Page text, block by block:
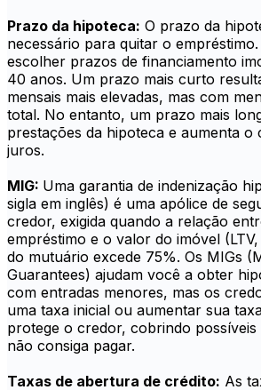
Prazo da hipoteca: O prazo da
necessário para quitar o
escolher prazos de financiamento
40 anos. Um prazo mais curto
mensais mais elevadas, mas com
total. No entanto, um prazo mais
prestações da hipoteca e aumenta o
juros.
MIG: Uma garantia de indenização
sigla em inglês) é uma apólice de
credor, exigida quando a relação
empréstimo e o valor do imóvel
do mutuário excede 75%. Os MIGs
Guarantees) ajudam você a obter
com entradas menores, mas os
uma taxa inicial ou aumentar sua
protege o credor, cobrindo
não consiga pagar.
Taxas de abertura de crédito: As